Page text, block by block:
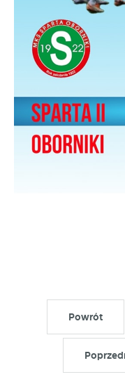
Powrót
pośredników
wiadomości, ofert,
społecznościowych.